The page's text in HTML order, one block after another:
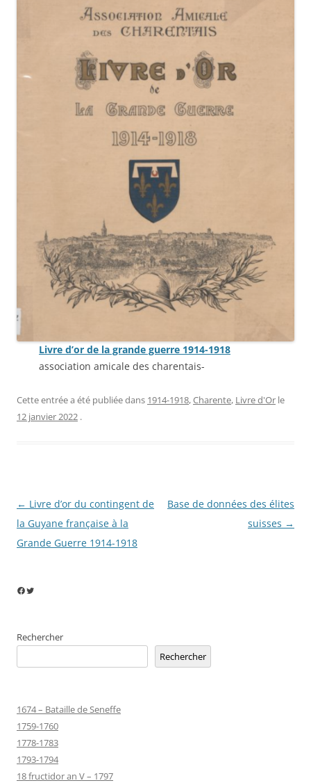
Livre d’or de la grande guerre 1914-1918
association amicale des charentais-
Cette entrée a été publiée dans 1914-1918,Charente, Livre d'Or le
12 janvier 2022 .
Navigation
des
articles
← Livre d’or du contingent de
la Guyane française à la
Grande Guerre 1914-1918
Base de données des élites
suisses →
Facebook
Twitter
Rechercher
Rechercher
1674 – Bataille de Seneffe
1759-1760
1778-1783
1793-1794
18 fructidor an V – 1797